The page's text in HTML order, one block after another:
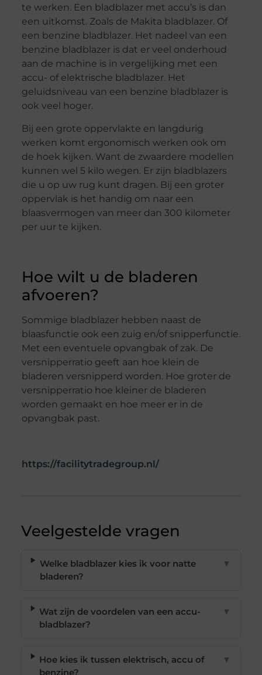
te werken. Een bladblazer met accu’s is dan
een uitkomst. Zoals de Makita bladblazer. Of
een benzine bladblazer. Het nadeel van een
benzine bladblazer is dat er veel onderhoud
aan de machine is in vergelijking met een
accu- of elektrische bladblazer. Het
geluidsniveau van een benzine bladblazer is
ook veel hoger.
Bij een grote oppervlakte en langdurig
werken komt ergonomisch werken ook om
de hoek kijken. Want de zwaardere modellen
kunnen wel 5 kilo wegen. Er zijn bladblazers
die u op uw rug kunt dragen. Bij een groter
oppervlak is het handig om naar een
blaasvermogen van meer dan 300 kilometer
per uur te kijken.
Hoe wilt u de bladeren
afvoeren?
Sommige bladblazer hebben naast de
blaasfunctie ook een zuig en/of snipperfunctie.
Met een eventuele opvangbak of zak. De
versnipperratio geeft aan hoe klein de
bladeren versnipperd worden. Hoe groter de
versnipperratio hoe kleiner de bladeren
worden gemaakt en hoe meer er in de
opvangbak past.
https://facilitytradegroup.nl/
Veelgestelde vragen
Welke bladblazer kies ik voor natte
bladeren?
▼
Wat zijn de voordelen van een accu-
bladblazer?
▼
Hoe kies ik tussen elektrisch, accu of
benzine?
▼